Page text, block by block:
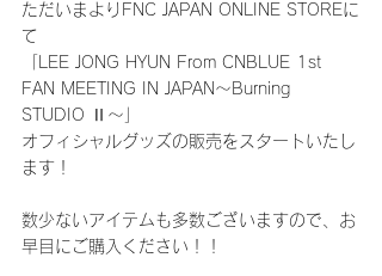
ただいまよりFNC JAPAN ONLINE STOREに
て
「LEE JONG HYUN From CNBLUE 1st
FAN MEETING IN JAPAN～Burning
STUDIO Ⅱ～」
オフィシャルグッズの販売をスタートいたし
ます！
数少ないアイテムも多数ございますので、お
早目にご購入ください！！